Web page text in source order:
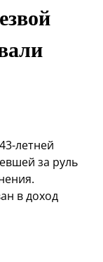
летней
за руль
в доход